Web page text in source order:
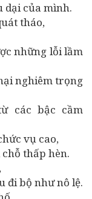
của mình.
tháo,
những lỗi lầm
nghiêm trọng
bậc cầm
vụ cao,
thấp hèn.
bộ như nô lệ.